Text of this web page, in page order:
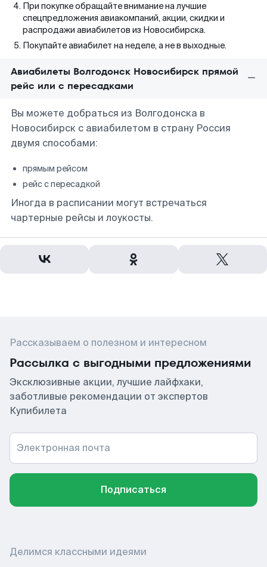
При покупке обращайте внимание на лучшие
спецпредложения авиакомпаний, акции, скидки и
распродажи авиабилетов из Новосибирска.
Покупайте авиабилет на неделе, а не в выходные.
Авиабилеты Волгодонск Новосибирск прямой
рейс или с пересадками
Вы можете добраться из Волгодонска в
Новосибирск с авиабилетом в страну Россия
двумя способами:
прямым рейсом
рейс с пересадкой
Иногда в расписании могут встречаться
чартерные рейсы и лоукосты.
Рассказываем о полезном и интересном
Рассылка с выгодными предложениями
Эксклюзивные акции, лучшие лайфхаки,
заботливые рекомендации от экспертов
Купибилета
Электронная почта
Подписаться
Делимся классными идеями